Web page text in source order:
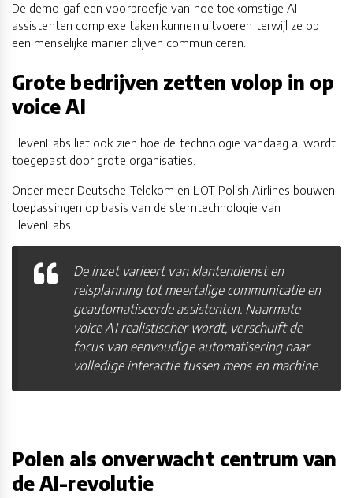
De demo gaf een voorproefje van hoe toekomstige AI-
assistenten complexe taken kunnen uitvoeren terwijl ze op
een menselijke manier blijven communiceren.
Grote bedrijven zetten volop in op
voice AI
ElevenLabs liet ook zien hoe de technologie vandaag al wordt
toegepast door grote organisaties.
Onder meer Deutsche Telekom en LOT Polish Airlines bouwen
toepassingen op basis van de stemtechnologie van
ElevenLabs.
De inzet varieert van klantendienst en
reisplanning tot meertalige communicatie en
geautomatiseerde assistenten. Naarmate
voice AI realistischer wordt, verschuift de
focus van eenvoudige automatisering naar
volledige interactie tussen mens en machine.
Polen als onverwacht centrum van
de AI-revolutie